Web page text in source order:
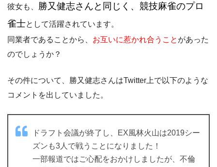
彼女も、
勝又健志さんと同じく、競技麻雀のプロ
雀士として活躍されています。
同業者であることから、 お互いに惹かれ合うこと があった
のでしょうか？
その件について、勝又健志さんはTwitter上で以下のような
コメントを出していました。
ドラフト会議が終了し、EX風林火山は2019シー
ズンも3人で戦うことになりました！
一部報道ではご心配をおかけしましたが、不倫